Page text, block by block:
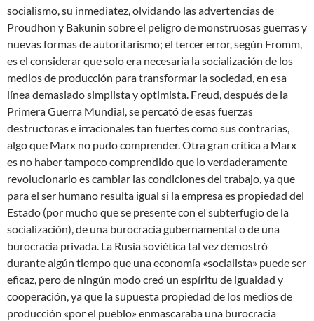
socialismo, su inmediatez, olvidando las advertencias de
Proudhon y Bakunin sobre el peligro de monstruosas guerras y
nuevas formas de autoritarismo; el tercer error, según Fromm,
es el considerar que solo era necesaria la socialización de los
medios de producción para transformar la sociedad, en esa
línea demasiado simplista y optimista. Freud, después de la
Primera Guerra Mundial, se percató de esas fuerzas
destructoras e irracionales tan fuertes como sus contrarias,
algo que Marx no pudo comprender. Otra gran crítica a Marx
es no haber tampoco comprendido que lo verdaderamente
revolucionario es cambiar las condiciones del trabajo, ya que
para el ser humano resulta igual si la empresa es propiedad del
Estado (por mucho que se presente con el subterfugio de la
socialización), de una burocracia gubernamental o de una
burocracia privada. La Rusia soviética tal vez demostró
durante algún tiempo que una economía «socialista» puede ser
eficaz, pero de ningún modo creó un espíritu de igualdad y
cooperación, ya que la supuesta propiedad de los medios de
producción «por el pueblo» enmascaraba una burocracia